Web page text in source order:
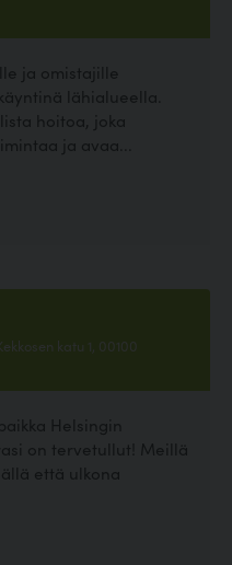
ja omistajille
lähialueella.
hoitoa, joka
ja avaa...
katu 1, 00100
Helsingin
on tervetullut! Meillä
että ulkona